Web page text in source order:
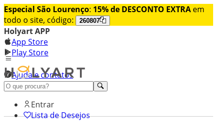
Especial São Lourenço: 15% de DESCONTO EXTRA em
todo o site, código:
260807
Holyart APP
App Store
Play Store
Ajuda e contatos
Conheça premium
Entrar
Lista de Desejos